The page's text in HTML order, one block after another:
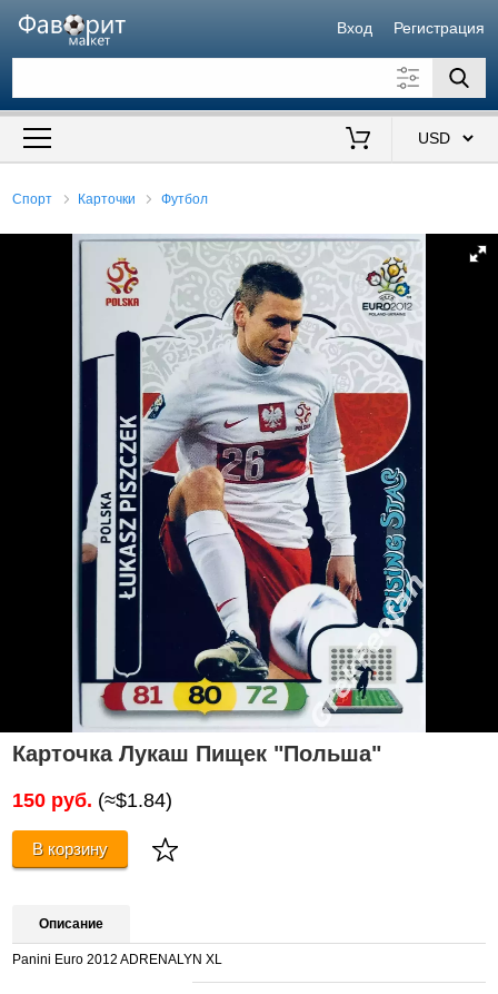
Вход Регистрация
Искать также в описании
Спорт Карточки Футбол
Карточка Лукаш Пищек "Польша"
150 руб. (≈$1.84)
В корзину
Описание
Panini Euro 2012 ADRENALYN XL